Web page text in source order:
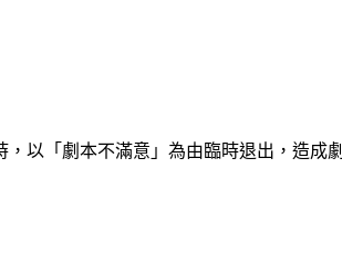
以「劇本不滿意」為由臨時退出，造成